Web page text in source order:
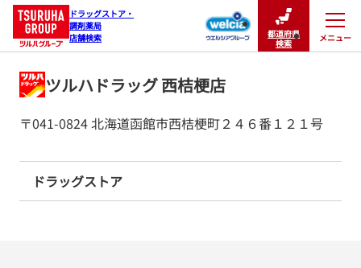
ドラッグストア・
調剤薬局
店舗検索
都道府県
検索
メニュー
閉じる
ツルハドラッグ 西桔梗店
〒041-0824 北海道函館市西桔梗町２４６番１２１号
ドラッグストア